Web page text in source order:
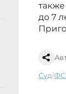
до 7
суд|